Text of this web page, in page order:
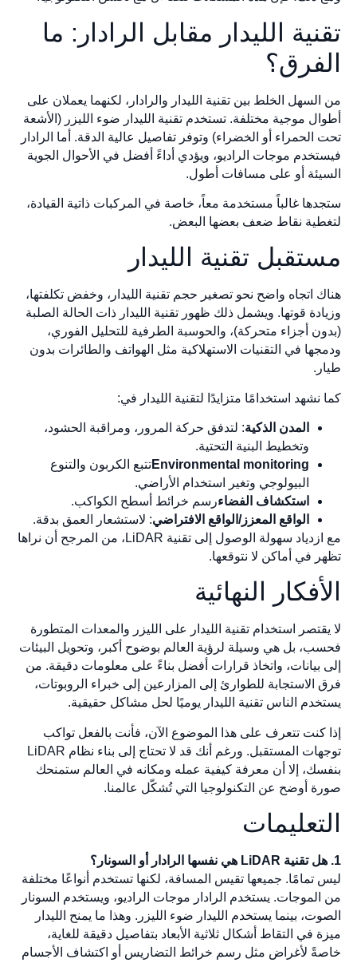
تقنية الليدار مقابل الرادار: ما
الفرق؟
من السهل الخلط بين تقنية الليدار والرادار، لكنهما يعملان على
أطوال موجية مختلفة. تستخدم تقنية الليدار ضوء الليزر (الأشعة
تحت الحمراء أو الخضراء) وتوفر تفاصيل عالية الدقة. أما الرادار
فيستخدم موجات الراديو، ويؤدي أداءً أفضل في الأحوال الجوية
السيئة أو على مسافات أطول.
ستجدها غالباً مستخدمة معاً، خاصة في المركبات ذاتية القيادة،
لتغطية نقاط ضعف بعضها البعض.
مستقبل تقنية الليدار
هناك اتجاه واضح نحو تصغير حجم تقنية الليدار، وخفض تكلفتها،
وزيادة قوتها. ويشمل ذلك ظهور تقنية الليدار ذات الحالة الصلبة
(بدون أجزاء متحركة)، والحوسبة الطرفية للتحليل الفوري،
ودمجها في التقنيات الاستهلاكية مثل الهواتف والطائرات بدون
طيار.
كما نشهد استخدامًا متزايدًا لتقنية الليدار في:
المدن الذكية: لتدفق حركة المرور، ومراقبة الحشود،
وتخطيط البنية التحتية.
Environmental monitoringتتبع الكربون والتنوع
البيولوجي وتغير استخدام الأراضي.
استكشاف الفضاءرسم خرائط أسطح الكواكب.
الواقع المعزز/الواقع الافتراضي: لاستشعار العمق بدقة.
مع ازدياد سهولة الوصول إلى تقنية LiDAR، من المرجح أن نراها
تظهر في أماكن لا نتوقعها.
الأفكار النهائية
لا يقتصر استخدام تقنية الليدار على الليزر والمعدات المتطورة
فحسب، بل هي وسيلة لرؤية العالم بوضوح أكبر، وتحويل البيئات
إلى بيانات، واتخاذ قرارات أفضل بناءً على معلومات دقيقة. من
فرق الاستجابة للطوارئ إلى المزارعين إلى خبراء الروبوتات،
يستخدم الناس تقنية الليدار يوميًا لحل مشاكل حقيقية.
إذا كنت تتعرف على هذا الموضوع الآن، فأنت بالفعل تواكب
توجهات المستقبل. ورغم أنك قد لا تحتاج إلى بناء نظام LiDAR
بنفسك، إلا أن معرفة كيفية عمله ومكانه في العالم ستمنحك
صورة أوضح عن التكنولوجيا التي تُشكّل عالمنا.
التعليمات
1. هل تقنية LiDAR هي نفسها الرادار أو السونار؟
ليس تمامًا. جميعها تقيس المسافة، لكنها تستخدم أنواعًا مختلفة
من الموجات. يستخدم الرادار موجات الراديو، ويستخدم السونار
الصوت، بينما يستخدم الليدار ضوء الليزر. وهذا ما يمنح الليدار
ميزة في التقاط أشكال ثلاثية الأبعاد بتفاصيل دقيقة للغاية،
خاصةً لأغراض مثل رسم خرائط التضاريس أو اكتشاف الأجسام